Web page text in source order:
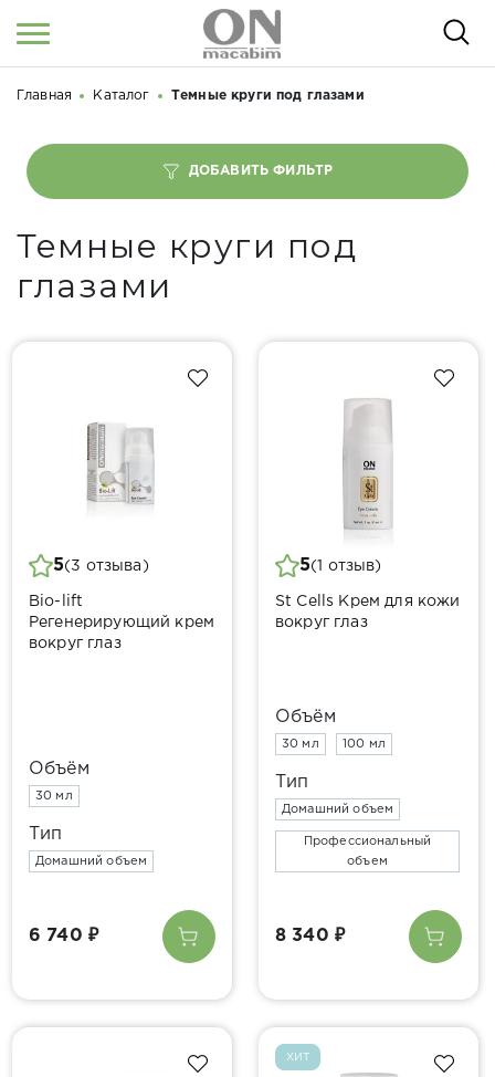
Войти / Регистрация
КАТАЛОГ
КОСМЕТОЛОГАМ
СЕМИНАРЫ
ВЕБИНАРЫ
РЕЗУЛЬТАТЫ ДО/ПОСЛЕ
НОВОСТИ
КОНТАКТЫ
Здравствуйте! Что вы ищете?
Главная Каталог Темные круги под глазами
ДОБАВИТЬ ФИЛЬТР
Темные круги под
глазами
5(3 отзыва)
Bio-lift
Регенерирующий крем
вокруг глаз
Объём
30 мл
Тип
Домашний объем
6 740 ₽
5(1 отзыв)
St Cells Крем для кожи
вокруг глаз
Объём
30 мл 100 мл
Тип
Домашний объем
Профессиональный
объем
8 340 ₽
ХИТ